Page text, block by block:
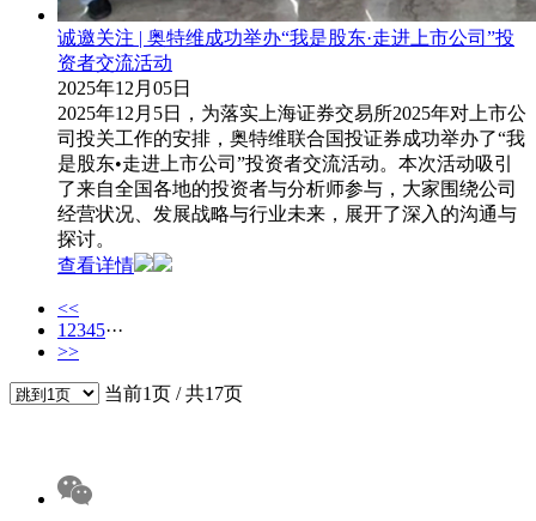
诚邀关注 | 奥特维成功举办“我是股东·走进上市公司”投
资者交流活动
2025年12月05日
2025年12月5日，为落实上海证券交易所2025年对上市公
司投关工作的安排，奥特维联合国投证券成功举办了“我
是股东•走进上市公司”投资者交流活动。本次活动吸引
了来自全国各地的投资者与分析师参与，大家围绕公司
经营状况、发展战略与行业未来，展开了深入的沟通与
探讨。
查看详情
<<
1 2345···
>>
当前1页 / 共17页